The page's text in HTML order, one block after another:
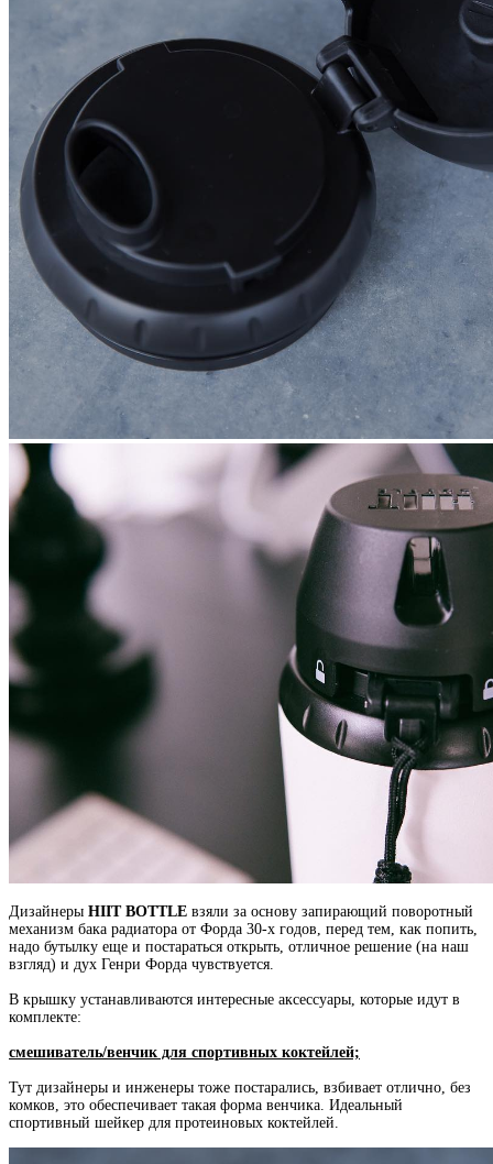
Дизайнеры HIIT BOTTLE взяли за основу запирающий поворотный
механизм бака радиатора от Форда 30-х годов, перед тем, как попить,
надо бутылку еще и постараться открыть, отличное решение (на наш
взгляд) и дух Генри Форда чувствуется.
В крышку устанавливаются интересные аксессуары, которые идут в
комплекте:
cмешиватель/венчик для спортивных коктейлей;
Тут дизайнеры и инженеры тоже постарались, взбивает отлично, без
комков, это обеспечивает такая форма венчика. Идеальный
спортивный шейкер для протеиновых коктейлей.